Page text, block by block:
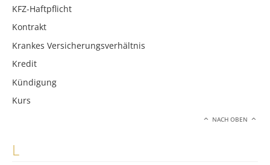
KFZ-Haftpflicht
Kontrakt
Krankes Versicherungsverhältnis
Kredit
Kündigung
Kurs
NACH OBEN
L